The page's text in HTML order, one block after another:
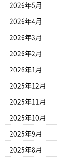
2026年5月
2026年4月
2026年3月
2026年2月
2026年1月
2025年12月
2025年11月
2025年10月
2025年9月
2025年8月